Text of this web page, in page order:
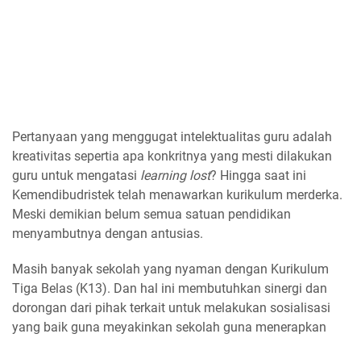
Pertanyaan yang menggugat intelektualitas guru adalah
kreativitas sepertia apa konkritnya yang mesti dilakukan
guru untuk mengatasi learning lost? Hingga saat ini
Kemendibudristek telah menawarkan kurikulum merderka.
Meski demikian belum semua satuan pendidikan
menyambutnya dengan antusias.
Masih banyak sekolah yang nyaman dengan Kurikulum
Tiga Belas (K13). Dan hal ini membutuhkan sinergi dan
dorongan dari pihak terkait untuk melakukan sosialisasi
yang baik guna meyakinkan sekolah guna menerapkan